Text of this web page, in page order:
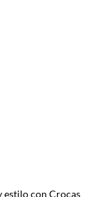
estilo con Crocas